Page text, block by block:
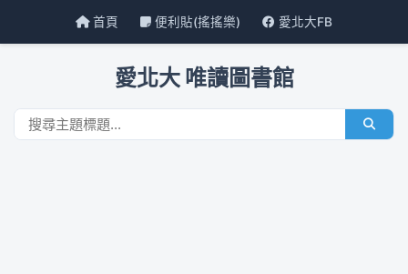
首頁 便利貼(搖搖樂) 愛北大FB
愛北大 唯讀圖書館